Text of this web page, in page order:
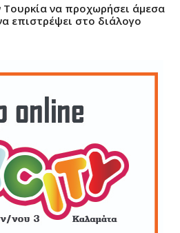
να προχωρήσει άμεσα
επιστρέψει στο διάλογο